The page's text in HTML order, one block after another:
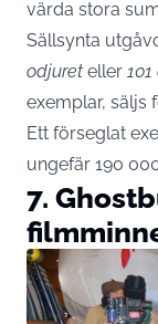
värda stora
Sällsynta
odjuret eller
exemplar, säljs
Ett förseglat
ungefär 190
7.